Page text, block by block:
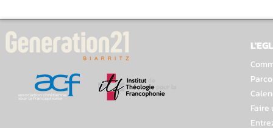
Faire